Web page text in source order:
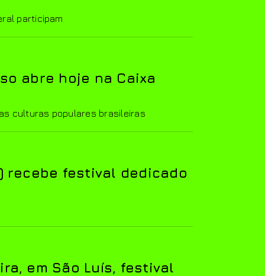
participam
abre hoje na Caixa
culturas populares brasileiras
recebe festival dedicado
em São Luís, festival